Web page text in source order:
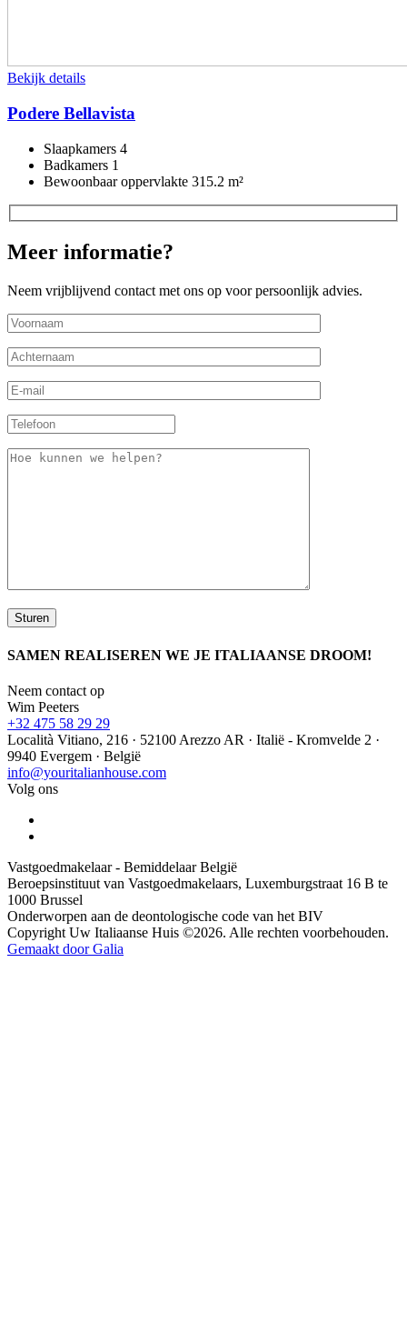
Bekijk details
Podere Bellavista
Slaapkamers 4
Badkamers 1
Bewoonbaar oppervlakte 315.2 m²
Meer informatie?
Neem vrijblijvend contact met ons op voor persoonlijk advies.
SAMEN REALISEREN WE JE ITALIAANSE DROOM!
Neem contact op
Wim Peeters
+32 475 58 29 29
Località Vitiano, 216 · 52100 Arezzo AR · Italië - Kromvelde 2 ·
9940 Evergem · België
info@youritalianhouse.com
Volg ons
Vastgoedmakelaar - Bemiddelaar België
Beroepsinstituut van Vastgoedmakelaars, Luxemburgstraat 16 B te
1000 Brussel
Onderworpen aan de deontologische code van het BIV
Copyright Uw Italiaanse Huis ©2026. Alle rechten voorbehouden.
Gemaakt door Galia